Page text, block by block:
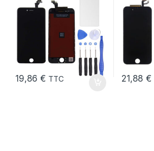
19,86€ TTC 21,88€